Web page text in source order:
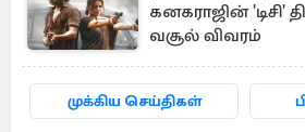
கனகராஜின் 'டிசி'
வசூல் விவரம்
முக்கிய செய்திகள்